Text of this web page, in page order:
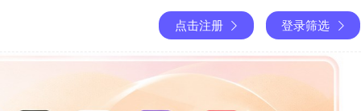
点击注册 登录筛选